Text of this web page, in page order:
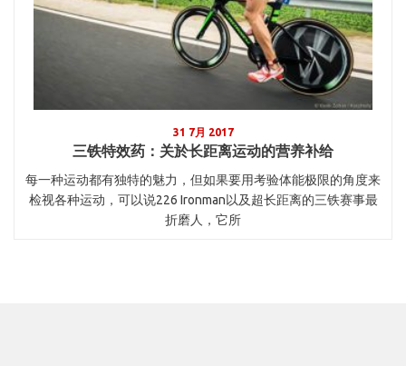
31 7月 2017
三铁特效药：关於长距离运动的营养补给
每一种运动都有独特的魅力，但如果要用考验体能极限的角度来
检视各种运动，可以说226 Ironman以及超长距离的三铁赛事最
折磨人，它所